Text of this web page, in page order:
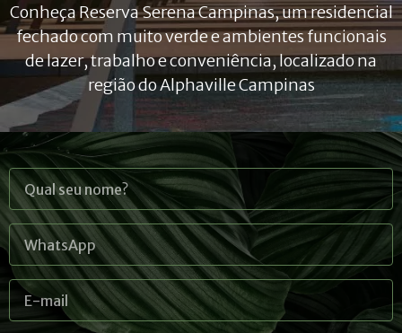
Conheça Reserva Serena Campinas, um residencial
fechado com muito verde e ambientes funcionais
de lazer, trabalho e conveniência, localizado na
região do Alphaville Campinas